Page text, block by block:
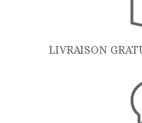
LIVRAISON